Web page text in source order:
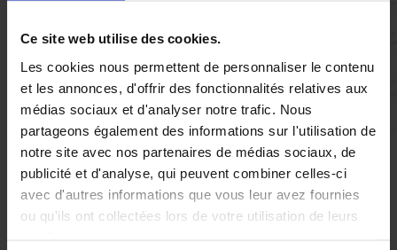
Ce site web utilise des cookies.
Les cookies nous permettent de personnaliser le contenu
et les annonces, d'offrir des fonctionnalités relatives aux
médias sociaux et d'analyser notre trafic. Nous
partageons également des informations sur l'utilisation de
notre site avec nos partenaires de médias sociaux, de
publicité et d'analyse, qui peuvent combiner celles-ci
avec d'autres informations que vous leur avez fournies
ou qu'ils ont collectées lors de votre utilisation de leurs
Vous évaluez la prestation
Vous recevez une demande d’évaluation de votre expérience
avec l’équipe AS DE PIC.
Nous avons pensé à tout